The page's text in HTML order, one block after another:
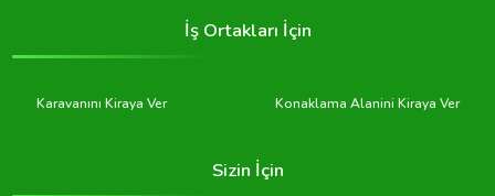
İş Ortakları İçin
Karavanını Kiraya Ver Konaklama Alanini Kiraya Ver
Sizin İçin